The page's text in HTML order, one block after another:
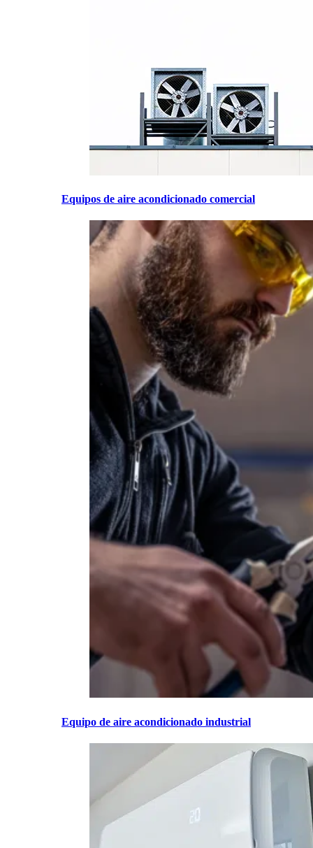
Equipos de aire acondicionado comercial
Equipo de aire acondicionado industrial